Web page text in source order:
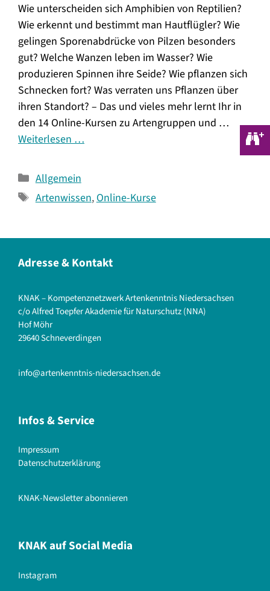
Wie unterscheiden sich Amphibien von Reptilien?
Wie erkennt und bestimmt man Hautflügler? Wie
gelingen Sporenabdrücke von Pilzen besonders
gut? Welche Wanzen leben im Wasser? Wie
produzieren Spinnen ihre Seide? Wie pflanzen sich
Schnecken fort? Was verraten uns Pflanzen über
ihren Standort? – Das und vieles mehr lernt Ihr in
den 14 Online-Kursen zu Artengruppen und …
Weiterlesen …
Kategorien
Allgemein
Schlagwörter
Artenwissen, Online-Kurse
Adresse & Kontakt
KNAK – Kompetenznetzwerk Artenkenntnis Niedersachsen
c/o Alfred Toepfer Akademie für Naturschutz (NNA)
Hof Möhr
29640 Schneverdingen
info@artenkenntnis-niedersachsen.de
Infos & Service
Impressum
Datenschutzerklärung
KNAK-Newsletter abonnieren
KNAK auf Social Media
Instagram